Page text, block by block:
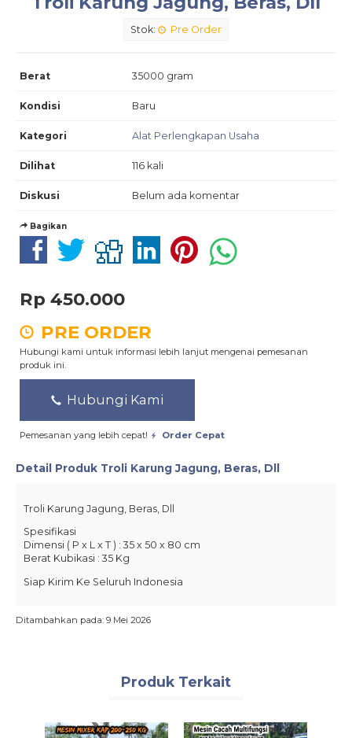
Stok: Pre Order
Berat 35000 gram
Kondisi Baru
Kategori Alat Perlengkapan Usaha
Dilihat 116 kali
Diskusi Belum ada komentar
Bagikan
Rp 450.000
PRE ORDER
Hubungi kami untuk informasi lebih lanjut mengenai pemesanan
produk ini.
Hubungi Kami
Pemesanan yang lebih cepat! Order Cepat
Detail Produk Troli Karung Jagung, Beras, Dll
Troli Karung Jagung, Beras, Dll
Spesifikasi
Dimensi ( P x L x T ) : 35 x 50 x 80 cm
Berat Kubikasi : 35 Kg
Siap Kirim Ke Seluruh Indonesia
Ditambahkan pada: 9 Mei 2026
Produk Terkait